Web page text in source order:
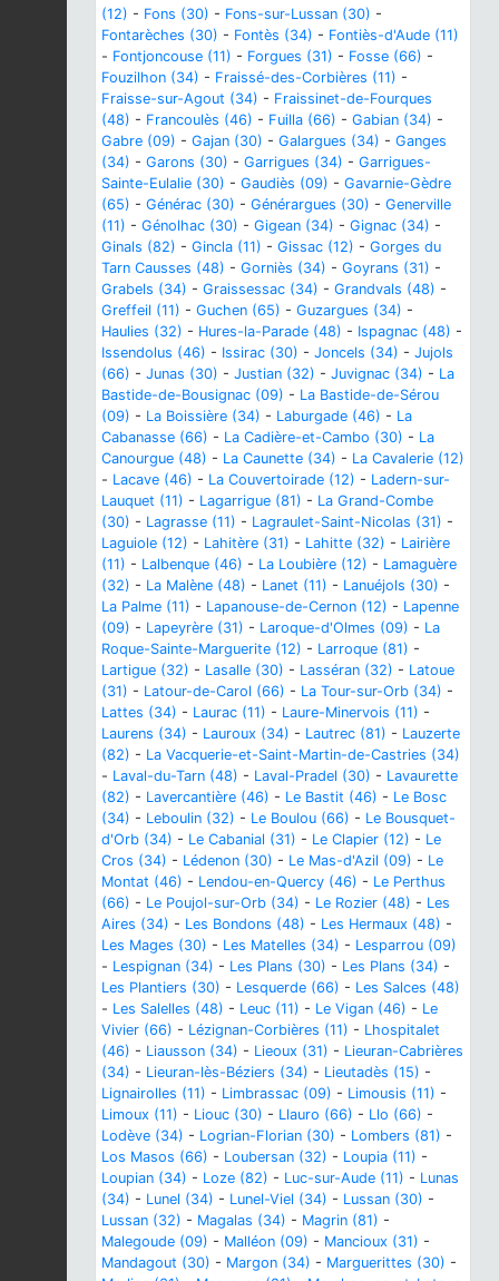
(12) - Fons (30) - Fons-sur-Lussan (30) -
Fontarèches (30) - Fontès (34) - Fontiès-d'Aude (11)
- Fontjoncouse (11) - Forgues (31) - Fosse (66) -
Fouzilhon (34) - Fraissé-des-Corbières (11) -
Fraisse-sur-Agout (34) - Fraissinet-de-Fourques
(48) - Francoulès (46) - Fuilla (66) - Gabian (34) -
Gabre (09) - Gajan (30) - Galargues (34) - Ganges
(34) - Garons (30) - Garrigues (34) - Garrigues-
Sainte-Eulalie (30) - Gaudiès (09) - Gavarnie-Gèdre
(65) - Générac (30) - Générargues (30) - Generville
(11) - Génolhac (30) - Gigean (34) - Gignac (34) -
Ginals (82) - Gincla (11) - Gissac (12) - Gorges du
Tarn Causses (48) - Gorniès (34) - Goyrans (31) -
Grabels (34) - Graissessac (34) - Grandvals (48) -
Greffeil (11) - Guchen (65) - Guzargues (34) -
Haulies (32) - Hures-la-Parade (48) - Ispagnac (48) -
Issendolus (46) - Issirac (30) - Joncels (34) - Jujols
(66) - Junas (30) - Justian (32) - Juvignac (34) - La
Bastide-de-Bousignac (09) - La Bastide-de-Sérou
(09) - La Boissière (34) - Laburgade (46) - La
Cabanasse (66) - La Cadière-et-Cambo (30) - La
Canourgue (48) - La Caunette (34) - La Cavalerie (12)
- Lacave (46) - La Couvertoirade (12) - Ladern-sur-
Lauquet (11) - Lagarrigue (81) - La Grand-Combe
(30) - Lagrasse (11) - Lagraulet-Saint-Nicolas (31) -
Laguiole (12) - Lahitère (31) - Lahitte (32) - Lairière
(11) - Lalbenque (46) - La Loubière (12) - Lamaguère
(32) - La Malène (48) - Lanet (11) - Lanuéjols (30) -
La Palme (11) - Lapanouse-de-Cernon (12) - Lapenne
(09) - Lapeyrère (31) - Laroque-d'Olmes (09) - La
Roque-Sainte-Marguerite (12) - Larroque (81) -
Lartigue (32) - Lasalle (30) - Lasséran (32) - Latoue
(31) - Latour-de-Carol (66) - La Tour-sur-Orb (34) -
Lattes (34) - Laurac (11) - Laure-Minervois (11) -
Laurens (34) - Lauroux (34) - Lautrec (81) - Lauzerte
(82) - La Vacquerie-et-Saint-Martin-de-Castries (34)
- Laval-du-Tarn (48) - Laval-Pradel (30) - Lavaurette
(82) - Lavercantière (46) - Le Bastit (46) - Le Bosc
(34) - Leboulin (32) - Le Boulou (66) - Le Bousquet-
d'Orb (34) - Le Cabanial (31) - Le Clapier (12) - Le
Cros (34) - Lédenon (30) - Le Mas-d'Azil (09) - Le
Montat (46) - Lendou-en-Quercy (46) - Le Perthus
(66) - Le Poujol-sur-Orb (34) - Le Rozier (48) - Les
Aires (34) - Les Bondons (48) - Les Hermaux (48) -
Les Mages (30) - Les Matelles (34) - Lesparrou (09)
- Lespignan (34) - Les Plans (30) - Les Plans (34) -
Les Plantiers (30) - Lesquerde (66) - Les Salces (48)
- Les Salelles (48) - Leuc (11) - Le Vigan (46) - Le
Vivier (66) - Lézignan-Corbières (11) - Lhospitalet
(46) - Liausson (34) - Lieoux (31) - Lieuran-Cabrières
(34) - Lieuran-lès-Béziers (34) - Lieutadès (15) -
Lignairolles (11) - Limbrassac (09) - Limousis (11) -
Limoux (11) - Liouc (30) - Llauro (66) - Llo (66) -
Lodève (34) - Logrian-Florian (30) - Lombers (81) -
Los Masos (66) - Loubersan (32) - Loupia (11) -
Loupian (34) - Loze (82) - Luc-sur-Aude (11) - Lunas
(34) - Lunel (34) - Lunel-Viel (34) - Lussan (30) -
Lussan (32) - Magalas (34) - Magrin (81) -
Malegoude (09) - Malléon (09) - Mancioux (31) -
Mandagout (30) - Margon (34) - Marguerittes (30) -